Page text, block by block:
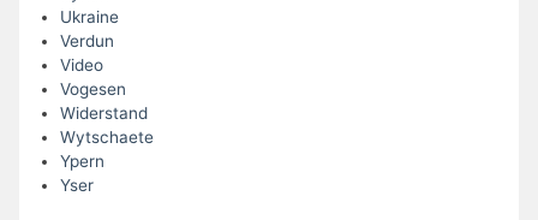
Ukraine
Verdun
Video
Vogesen
Widerstand
Wytschaete
Ypern
Yser